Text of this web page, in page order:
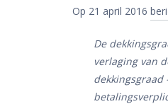
Op 21 april 2016
De
verlaging van
dekkingsgraad